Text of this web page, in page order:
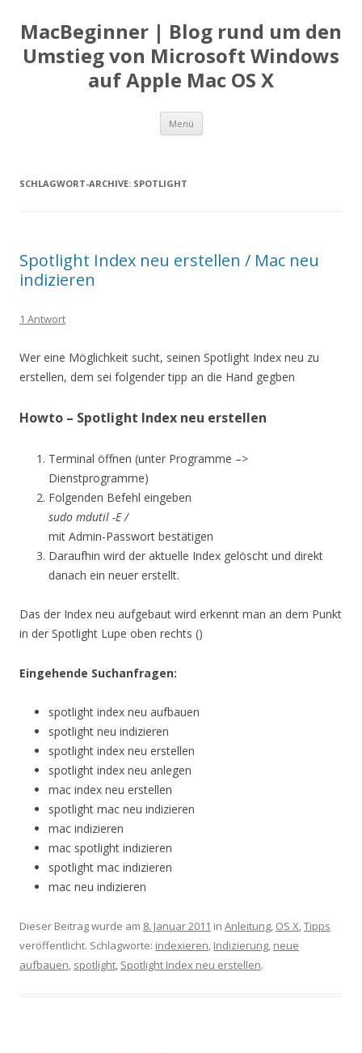
MacBeginner | Blog rund um den
Umstieg von Microsoft Windows
auf Apple Mac OS X
Menü Zum
springen
SCHLAGWORT-ARCHIVE: SPOTLIGHT
Spotlight Index neu erstellen / Mac neu
indizieren
1 Antwort
Wer eine Möglichkeit sucht, seinen Spotlight Index neu zu
erstellen, dem sei folgender tipp an die Hand gegben
Howto – Spotlight Index neu erstellen
Terminal öffnen (unter Programme –>
Dienstprogramme)
Folgenden Befehl eingeben
sudo mdutil -E /
mit Admin-Passwort bestätigen
Daraufhin wird der aktuelle Index gelöscht und direkt
danach ein neuer erstellt.
Das der Index neu aufgebaut wird erkennt man an dem Punkt
in der Spotlight Lupe oben rechts ()
Eingehende Suchanfragen:
spotlight index neu aufbauen
spotlight neu indizieren
spotlight index neu erstellen
spotlight index neu anlegen
mac index neu erstellen
spotlight mac neu indizieren
mac indizieren
mac spotlight indizieren
spotlight mac indizieren
mac neu indizieren
Dieser Beitrag wurde am 8. Januar 2011 in Anleitung, OS X,Tipps
veröffentlicht. Schlagworte: indexieren, Indizierung, neue
aufbauen, spotlight, Spotlight Index neu erstellen.